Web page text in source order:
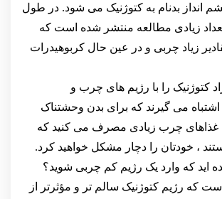
انداز بدنام به کتوژنیک می شود. در طول
تعداد زیادی مطالعه منتشر شده است که
زیاد چربی و در عین حال کربوهیدرات
کتوژنیک را با رژیم های چرب و
اشتباه می گیرند که برای بدن وحشتناک
غذاهای چرب زیادی مصرف می کنید که
، خودتان را دچار مشکل خواهید کرد.
اید که وارد یک رژیم کم چربی شوید؟
که رژیم کتوژنیک سالم تر و مؤثرتر از